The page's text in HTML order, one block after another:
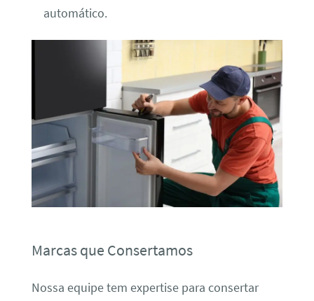
automático.
Marcas que Consertamos
Nossa equipe tem expertise para consertar